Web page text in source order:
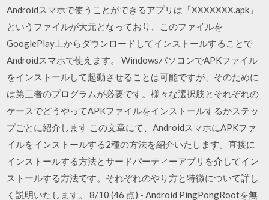
Androidスマホで使うことができるアプリは「XXXXXXX.apk」
というファイルが大元となっており、このファイルを
GooglePlay上からダウンロードしてインストールすることで
Androidスマホで使えます。 WindowsパソコンでAPKファイル
をインストールして起動させることは可能ですが、そのために
は第三者のプログラムが必要です。様々な選択肢とそれぞれの
ケースでどうやってAPKファイルをインストールするかステッ
プごとに紹介します この文章にて、AndroidスマホにAPKファ
イルをインストールする2種の方法を紹介いたします。直接に
インストールする方法とサードパーティーアプリを介してイン
ストールする方法です。それぞれのやり方と特徴について詳し
く説明いたします。 8/10 (46 点) - Android PingPongRootを無